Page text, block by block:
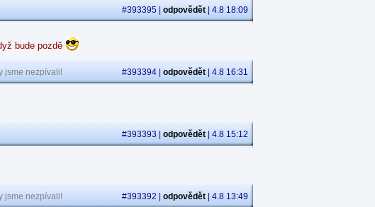
#393395 | odpovědět | 4.8 18:09
bude pozdě
jsme nezpívali! #393394 | odpovědět | 4.8 16:31
#393393 | odpovědět | 4.8 15:12
jsme nezpívali! #393392 | odpovědět | 4.8 13:49